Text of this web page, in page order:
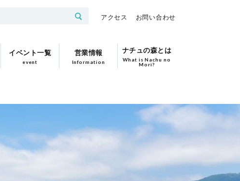
アクセス お問い合わせ
イベント一覧
event
営業情報
Information
ナチュの森とは
What is Nachu no
Mori?